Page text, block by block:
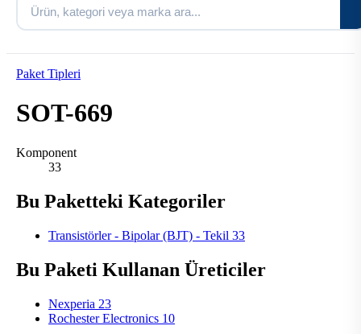
Paket Tipleri
SOT-669
Komponent
33
Bu Paketteki Kategoriler
Transistörler - Bipolar (BJT) - Tekil 33
Bu Paketi Kullanan Üreticiler
Nexperia 23
Rochester Electronics 10